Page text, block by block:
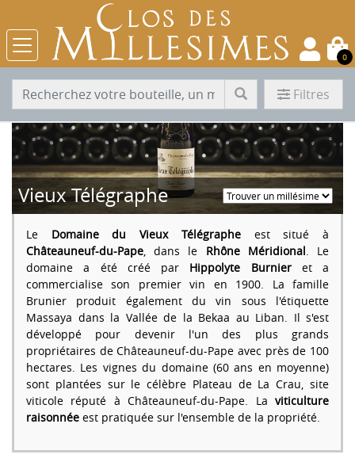
0
Filtres
Vieux Télégraphe
Le Domaine du Vieux Télégrapheest situé à
Châteauneuf-du-Pape, dans le Rhône Méridional. Le
domaine a été créé par Hippolyte Burnieret a
commercialise son premier vin en 1900. La famille
Brunier produit également du vin sous l'étiquette
Massaya dans la Vallée de la Bekaa au Liban. Il s'est
développé pour devenir l'un des plus grands
propriétaires de Châteauneuf-du-Pape avec près de 100
hectares. Les vignes du domaine (60 ans en moyenne)
sont plantées sur le célèbre Plateau de La Crau, site
viticole réputé à Châteauneuf-du-Pape. La viticulture
raisonnée est pratiquée sur l'ensemble de la propriété.